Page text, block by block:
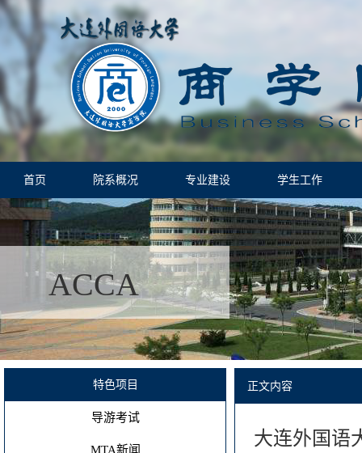
首页 院系概况 专业建设 学生工作
ACCA
特色项目
导游考试
MTA新闻
正文内容
大连外国语